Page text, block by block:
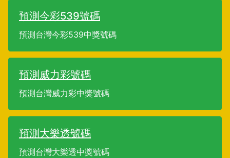
預測今彩539號碼
預測台灣今彩539中獎號碼
預測威力彩號碼
預測台灣威力彩中獎號碼
預測大樂透號碼
預測台灣大樂透中獎號碼